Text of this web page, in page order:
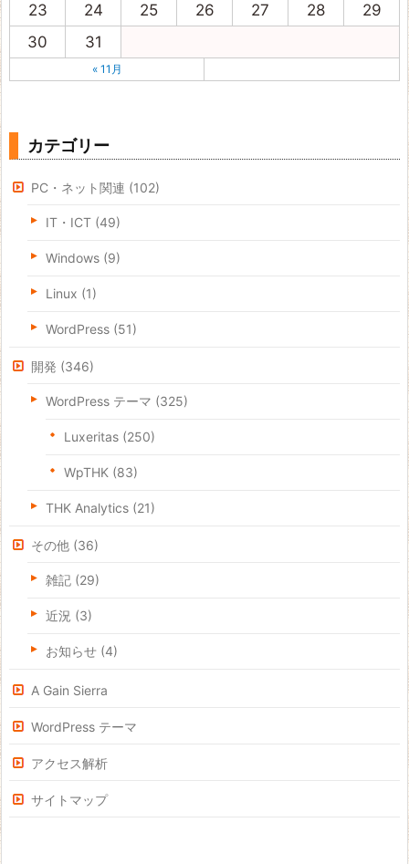
23
24 25 26 27 28
29
30
31
« 11月
カテゴリー
PC・ネット関連 (102)
IT・ICT (49)
Windows (9)
Linux (1)
WordPress (51)
開発 (346)
WordPress テーマ (325)
Luxeritas (250)
WpTHK (83)
THK Analytics (21)
その他 (36)
雑記 (29)
近況 (3)
お知らせ (4)
A Gain Sierra
WordPress テーマ
アクセス解析
サイトマップ